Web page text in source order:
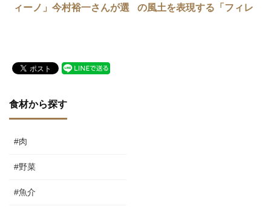
ィーノ」今村裕一さんが選
の風土を表現する「フィレ
食材から探す
#肉
#野菜
#魚介